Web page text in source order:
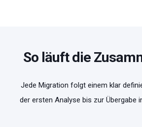
So läuft die
Jede Migration folgt einem klar
der ersten Analyse bis zur Übergabe